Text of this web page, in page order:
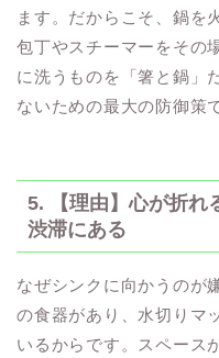
ます。だからこそ、鍋を
包丁やスチーマーをその
に洗うものを「箸と鍋」
ないための最大の防御策
5. 【理由】心が折れ
渋滞にある
なぜシンクに向かうのが
の食器があり、水切りマ
いるからです。スペース